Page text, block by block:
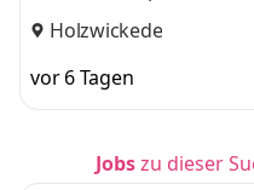
Holzwickede
vor 6 Tagen
Jobszu dieser